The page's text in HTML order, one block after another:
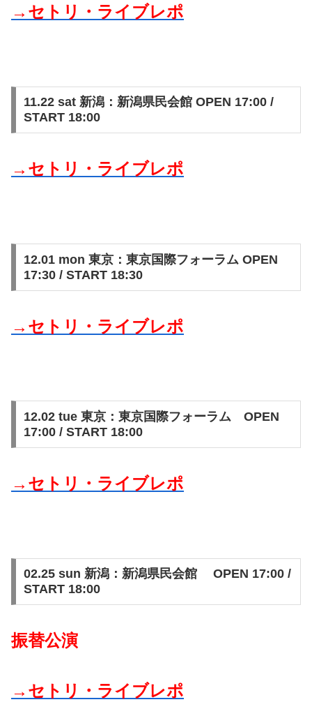
→セトリ・ライブレポ
11.22 sat 新潟：新潟県民会館 OPEN 17:00 /
START 18:00
→セトリ・ライブレポ
12.01 mon 東京：東京国際フォーラム OPEN
17:30 / START 18:30
→セトリ・ライブレポ
12.02 tue 東京：東京国際フォーラム OPEN
17:00 / START 18:00
→セトリ・ライブレポ
02.25 sun 新潟：新潟県民会館 OPEN 17:00 /
START 18:00
振替公演
→セトリ・ライブレポ